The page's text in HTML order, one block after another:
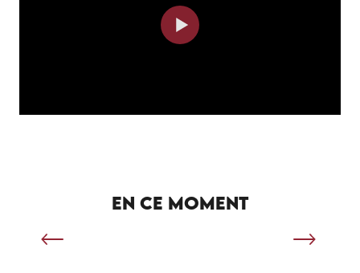
EN CE MOMENT